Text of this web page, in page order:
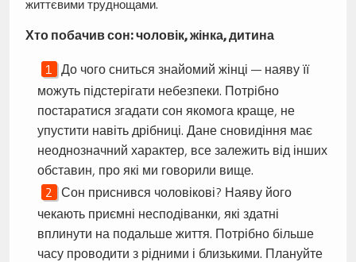
життєвими труднощами.
Хто побачив сон: чоловік, жінка, дитина
До чого сниться знайомий жінці — наяву її
можуть підстерігати небезпеки. Потрібно
постаратися згадати сон якомога краще, не
упустити навіть дрібниці. Дане сновидіння має
неоднозначний характер, все залежить від інших
обставин, про які ми говорили вище.
Сон приснився чоловікові? Наяву його
чекають приємні несподіванки, які здатні
вплинути на подальше життя. Потрібно більше
часу проводити з рідними і близькими. Плануйте